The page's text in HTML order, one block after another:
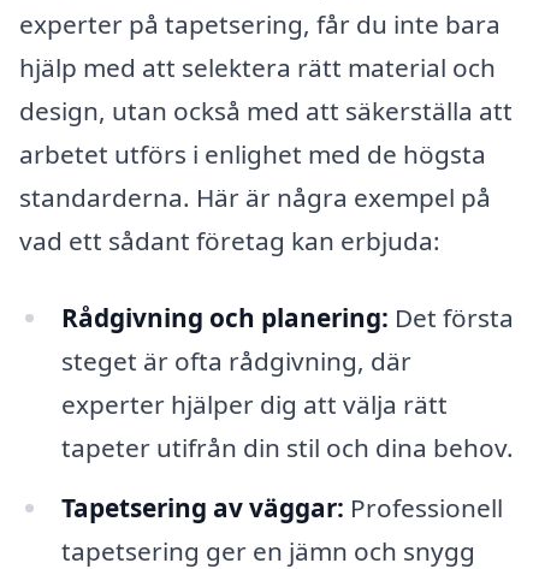
experter på tapetsering, får du inte bara
hjälp med att selektera rätt material och
design, utan också med att säkerställa att
arbetet utförs i enlighet med de högsta
standarderna. Här är några exempel på
vad ett sådant företag kan erbjuda:
Rådgivning och planering: Det första
steget är ofta rådgivning, där
experter hjälper dig att välja rätt
tapeter utifrån din stil och dina behov.
Tapetsering av väggar: Professionell
tapetsering ger en jämn och snygg